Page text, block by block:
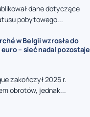
dane dotyczące
pobytowego...
w Belgii wzrosła do
– sieć nadal pozostaje
zakończył 2025 r.
obrotów, jednak...